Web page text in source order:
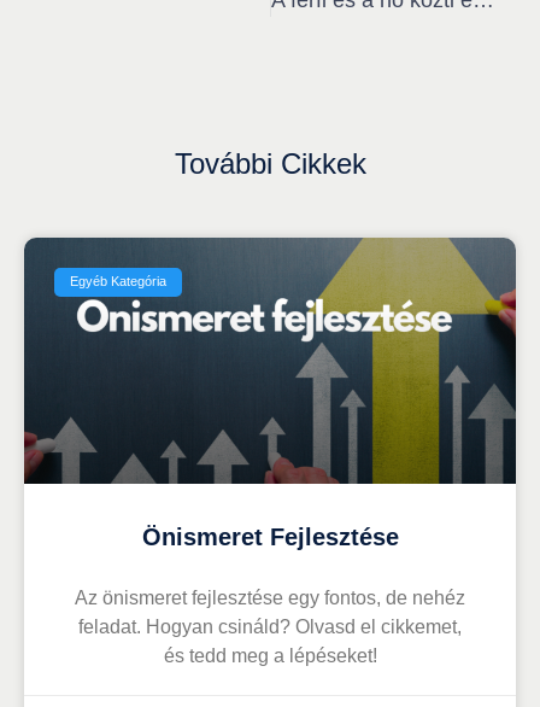
További Cikkek
Egyéb Kategória
Önismeret Fejlesztése
Az önismeret fejlesztése egy fontos, de nehéz
feladat. Hogyan csináld? Olvasd el cikkemet,
és tedd meg a lépéseket!